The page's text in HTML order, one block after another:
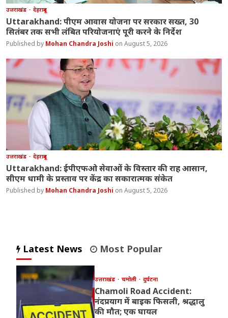
उत्तराखंड देहरादून
Uttarakhand: पीएम आवास योजना पर सरकार सख्त, 30
सितंबर तक सभी लंबित परियोजनाएं पूरी करने के निर्देश
Mohan Chandra Joshi August 5, 2026
उत्तराखंड देहरादून
Uttarakhand: ईपीएफओ सेवाओं के विस्तार की राह आसान,
सीएम धामी के प्रस्ताव पर केंद्र का सकारात्मक संकेत
Mohan Chandra Joshi August 5, 2026
Latest News Most Popular
उत्तराखंड चमोली दुर्घटना
Chamoli Road Accident:
नंदप्रयाग में बाइक फिसली, श्रद्धालु
की मौत; एक घायल